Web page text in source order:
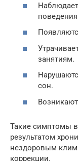
занятиям.
сон.
Такие симптомы
результатом
нездоровым
коррекции.